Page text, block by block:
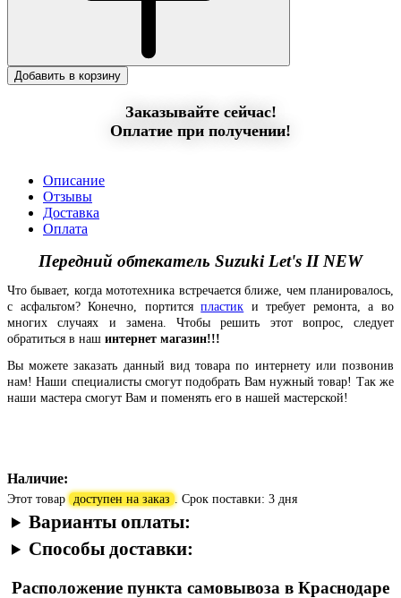
Добавить в корзину
Заказывайте сейчас!
Оплатие при получении!
Описание
Отзывы
Доставка
Оплата
Передний обтекатель Suzuki Let's II NEW
Что бывает, когда мототехника встречается ближе, чем планировалось,
с асфальтом? Конечно, портитсяпластик и требует ремонта, а во
многих случаях и замена. Чтобы решить этот вопрос, следует
обратиться в наш интернет магазин!!!
Вы можете заказать данный вид товара по интернету или позвонив
нам! Наши специалисты смогут подобрать Вам нужный товар! Так же
наши мастера смогут Вам и поменять его в нашей мастерской!
Наличие:
Этот товар доступен на заказ . Срок поставки: 3 дня
Варианты оплаты:
Способы доставки:
Расположение пункта самовывоза в Краснодаре